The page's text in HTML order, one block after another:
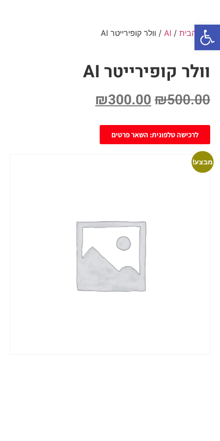
פתח סרגל נגישות
עמוד הבית /
AI / וולר קופירייטר AI
וולר קופירייטר AI
₪500.00
₪300.00
לרכישה טלפונית: השאר פרטים
מבצע!